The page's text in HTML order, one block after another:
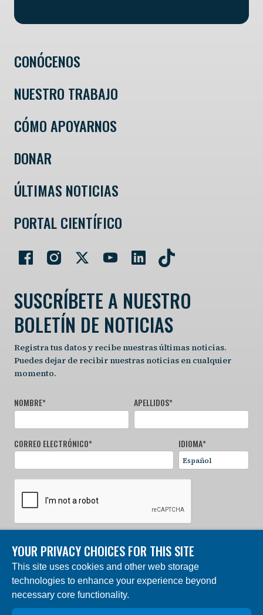
CONÓCENOS
NUESTRO TRABAJO
CÓMO APOYARNOS
DONAR
ÚLTIMAS NOTICIAS
PORTAL CIENTÍFICO
SUSCRÍBETE A NUESTRO
BOLETÍN DE NOTICIAS
Registra tus datos y recibe nuestras últimas noticias.
Puedes dejar de recibir nuestras noticias en cualquier
momento.
NOMBRE* APELLIDOS*
CORREO ELECTRÓNICO* IDIOMA*
REGÍSTRATE AHORA
© 2024 Fundación Charles Darwin. Reservados todos los
derechos. | Construido por DEV
La “Fundación Charles Darwin para las Islas Galápagos”,
YOUR PRIVACY CHOICES FOR THIS SITE
This site uses cookies and other web storage
technologies to enhance your experience beyond
necessary core functionality.